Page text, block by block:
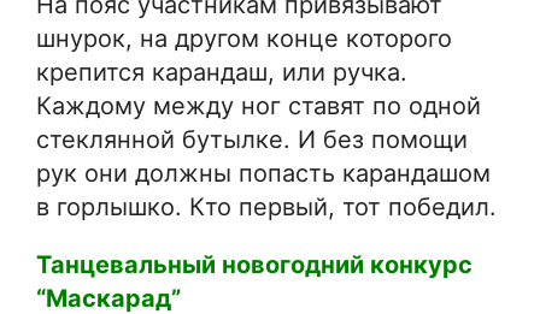
шнурок, на другом конце которого
крепится карандаш, или ручка.
Каждому между ног ставят по одной
стеклянной бутылке. И без помощи
рук они должны попасть карандашом
в горлышко. Кто первый, тот победил.
Танцевальный новогодний конкурс
“Маскарад”